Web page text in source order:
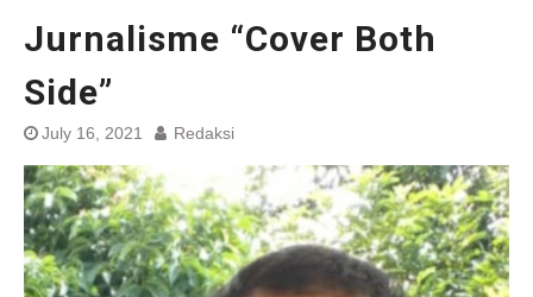
Jurnalisme “Cover Both
Side”
July 16, 2021 Redaksi